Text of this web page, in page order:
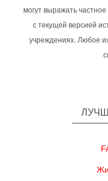
могут выражать
с текущей версией
учреждениях. Любое